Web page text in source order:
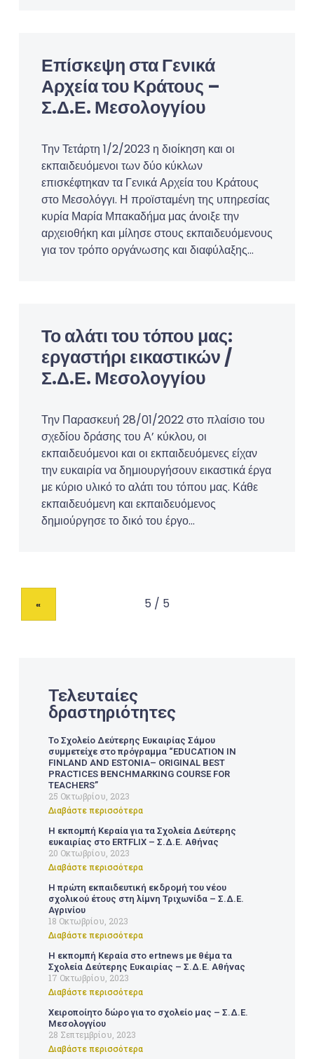
Επίσκεψη στα Γενικά
Αρχεία του Κράτους –
Σ.Δ.Ε. Μεσολογγίου
Την Τετάρτη 1/2/2023 η διοίκηση και οι
εκπαιδευόμενοι των δύο κύκλων
επισκέφτηκαν τα Γενικά Αρχεία του Κράτους
στο Μεσολόγγι. Η προϊσταμένη της υπηρεσίας
κυρία Μαρία Μπακαδήμα μας άνοιξε την
αρχειοθήκη και μίλησε στους εκπαιδευόμενους
για τον τρόπο οργάνωσης και διαφύλαξης…
Το αλάτι του τόπου μας:
εργαστήρι εικαστικών /
Σ.Δ.Ε. Μεσολογγίου
Την Παρασκευή 28/01/2022 στο πλαίσιο του
σχεδίου δράσης του Α’ κύκλου, οι
εκπαιδευόμενοι και οι εκπαιδευόμενες είχαν
την ευκαιρία να δημιουργήσουν εικαστικά έργα
με κύριο υλικό το αλάτι του τόπου μας. Κάθε
εκπαιδευόμενη και εκπαιδευόμενος
δημιούργησε το δικό του έργο…
«
Τελευταίες
δραστηριότητες
Το Σχολείο Δεύτερης Ευκαιρίας Σάμου
συμμετείχε στο πρόγραμμα “EDUCATION IN
FINLAND AND ESTONIA– ORIGINAL BEST
PRACTICES BENCHMARKING COURSE FOR
TEACHERS”
25 Οκτωβρίου, 2023
Διαβάστε περισσότερα
Η εκπομπή Κεραία για τα Σχολεία Δεύτερης
ευκαιρίας στο ERTFLIX – Σ.Δ.Ε. Αθήνας
20 Οκτωβρίου, 2023
Διαβάστε περισσότερα
Η πρώτη εκπαιδευτική εκδρομή του νέου
σχολικού έτους στη λίμνη Τριχωνίδα – Σ.Δ.Ε.
Αγρινίου
18 Οκτωβρίου, 2023
Διαβάστε περισσότερα
Η εκπομπή Κεραία στο ertnews με θέμα τα
Σχολεία Δεύτερης Ευκαιρίας – Σ.Δ.Ε. Αθήνας
17 Οκτωβρίου, 2023
Διαβάστε περισσότερα
Χειροποίητο δώρο για το σχολείο μας – Σ.Δ.Ε.
Μεσολογγίου
28 Σεπτεμβρίου, 2023
Διαβάστε περισσότερα